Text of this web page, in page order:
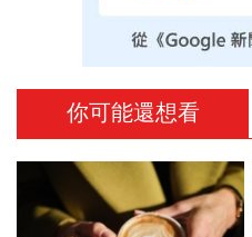
你可能還想看